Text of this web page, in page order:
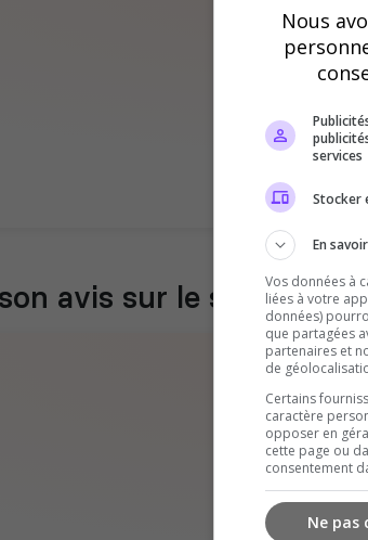
Il n'y a
avis sur le serveur
Vous
Nous
services
Stocker
En
Vos données à
liées à votre
données)
que partagées
partenaires et
de
Certains
caractère
opposer en
cette page ou
consentement
Ne pas